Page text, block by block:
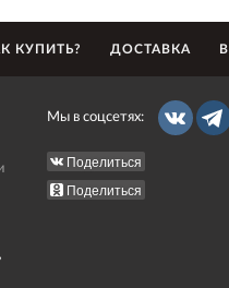
КУПИТЬ? ДОСТАВКА
Мы в соцсетях:
Поделиться
Поделиться